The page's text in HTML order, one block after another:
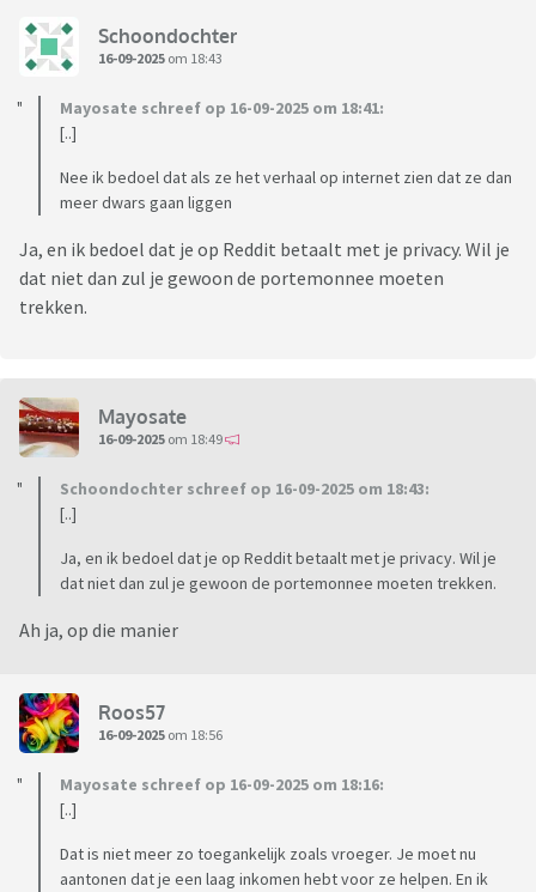
Schoondochter
16-09-2025 om 18:43
Mayosate schreef op 16-09-2025 om 18:41:
[..]
Nee ik bedoel dat als ze het verhaal op internet zien dat ze dan
meer dwars gaan liggen
Ja, en ik bedoel dat je op Reddit betaalt met je privacy. Wil je
dat niet dan zul je gewoon de portemonnee moeten
trekken.
Mayosate
16-09-2025 om 18:49
Schoondochter schreef op 16-09-2025 om 18:43:
[..]
Ja, en ik bedoel dat je op Reddit betaalt met je privacy. Wil je
dat niet dan zul je gewoon de portemonnee moeten trekken.
Ah ja, op die manier
Roos57
16-09-2025 om 18:56
Mayosate schreef op 16-09-2025 om 18:16:
[..]
Dat is niet meer zo toegankelijk zoals vroeger. Je moet nu
aantonen dat je een laag inkomen hebt voor ze helpen. En ik